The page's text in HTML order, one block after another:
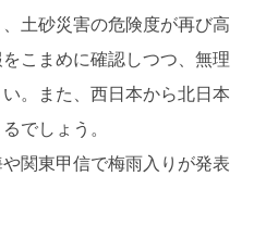
土砂災害の危険度が再び高
こまめに確認しつつ、無理
。また、西日本から北日本
でしょう。
関東甲信で梅雨入りが発表